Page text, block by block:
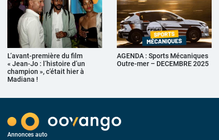
L’avant-première du film
« Jean-Jo : l’histoire d’un
champion », c’était hier à
Madiana !
AGENDA : Sports Mécaniques
Outre-mer – DECEMBRE 2025
Annonces auto